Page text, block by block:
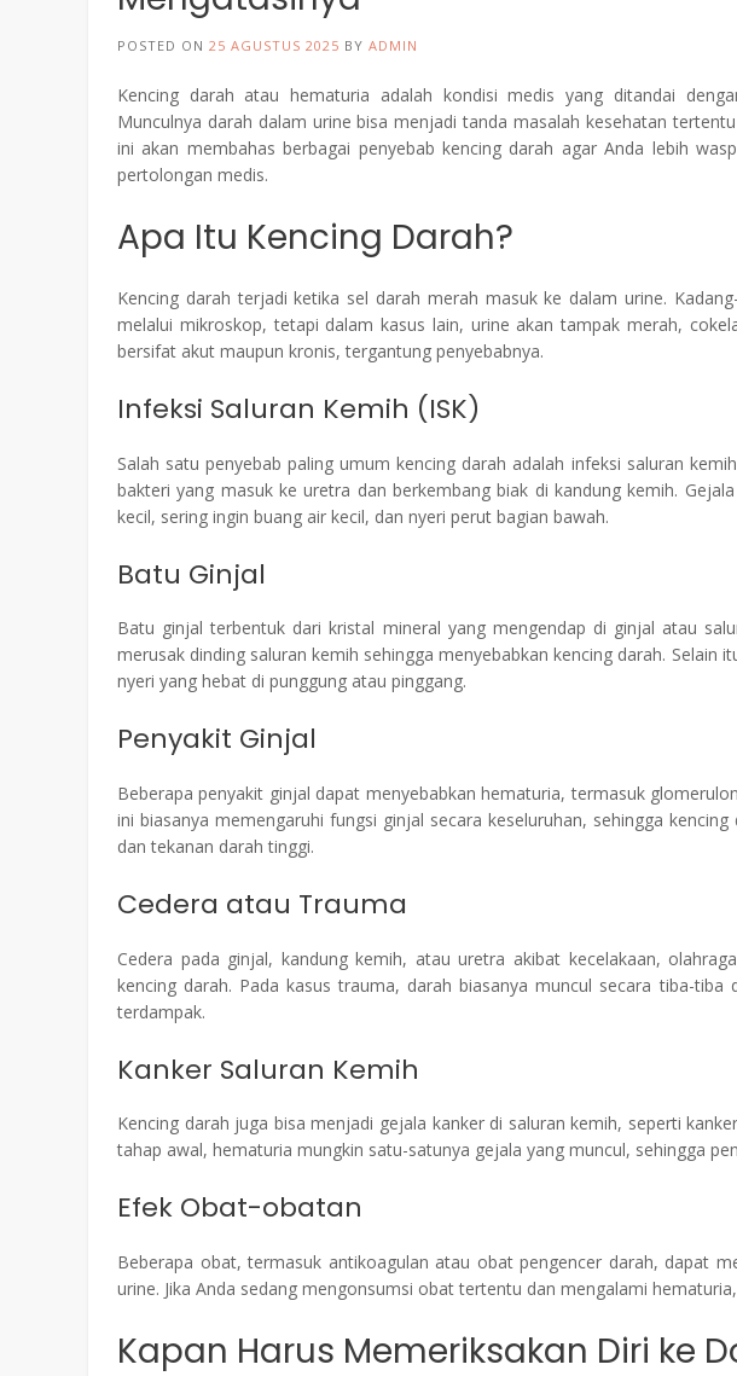
POSTED ON 25 AGUSTUS 2025 BY ADMIN
Kencing darah atau hematuria adalah kondisi medis yang ditandai
Munculnya darah dalam urine bisa menjadi tanda masalah kesehatan
ini akan membahas berbagai penyebab kencing darah agar Anda lebih
pertolongan medis.
Apa Itu Kencing Darah?
Kencing darah terjadi ketika sel darah merah masuk ke dalam urine.
melalui mikroskop, tetapi dalam kasus lain, urine akan tampak merah,
bersifat akut maupun kronis, tergantung penyebabnya.
Infeksi Saluran Kemih (ISK)
Salah satu penyebab paling umum kencing darah adalah infeksi saluran
bakteri yang masuk ke uretra dan berkembang biak di kandung kemih.
kecil, sering ingin buang air kecil, dan nyeri perut bagian bawah.
Batu Ginjal
Batu ginjal terbentuk dari kristal mineral yang mengendap di ginjal atau
merusak dinding saluran kemih sehingga menyebabkan kencing darah. Selain
nyeri yang hebat di punggung atau pinggang.
Penyakit Ginjal
Beberapa penyakit ginjal dapat menyebabkan hematuria, termasuk
ini biasanya memengaruhi fungsi ginjal secara keseluruhan, sehingga
dan tekanan darah tinggi.
Cedera atau Trauma
Cedera pada ginjal, kandung kemih, atau uretra akibat kecelakaan,
kencing darah. Pada kasus trauma, darah biasanya muncul secara tiba-
terdampak.
Kanker Saluran Kemih
Kencing darah juga bisa menjadi gejala kanker di saluran kemih, seperti
tahap awal, hematuria mungkin satu-satunya gejala yang muncul, sehingga
Efek Obat-obatan
Beberapa obat, termasuk antikoagulan atau obat pengencer darah, dapat
urine. Jika Anda sedang mengonsumsi obat tertentu dan mengalami
Kapan Harus Memeriksakan Diri ke